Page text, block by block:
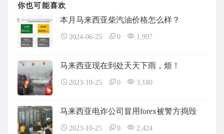
你也可能喜欢
本月马来西亚柴汽油价格怎么样？
2024-06-25 0 1,997
马来西亚现在到处天天下雨，烦！
2023-10-25 0 3,180
马来西亚电诈公司冒用forex被警方捣毁
2023-10-25 0 2,424